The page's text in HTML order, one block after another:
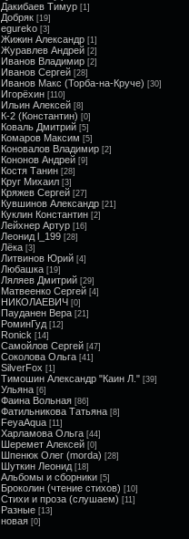
Дакибаев Тимур [1]
Добряк [19]
egureko [3]
Жижин Александр [1]
Журавлев Андрей [2]
Иванов Владимир [2]
Иванов Сергей [28]
Иванов Макс (Торба-на-Круче) [30]
Игорёхин [110]
Ильин Алексей [8]
К-2 (Константин) [0]
Коваль Дмитрий [5]
Комаров Максим [5]
Коновалов Владимир [2]
Кононов Андрей [9]
Костя Танин [28]
Круг Михаил [3]
Кряжев Сергей [27]
Кувшинов Александр [21]
Куклин Константин [2]
Лейхнер Артур [16]
Леонид l_199 [28]
Лёка [3]
Литвинов Юрий [4]
Любашка [19]
Ляляев Дмитрий [29]
Матвеенко Сергей [4]
НИКОЛАЕВИЧ [0]
Пауданен Вера [21]
РоминГуд [12]
Ronick [14]
Самойлов Сергей [47]
Соколова Ольга [41]
SilverFox [1]
Тимошин Александр "Каин Л." [39]
Ульяна [6]
Фаина Вольная [86]
Фатильникова Татьяна [8]
FeyaAqua [11]
Харламова Ольга [44]
Шеремет Алексей [0]
Шпенюк Олег (morda) [28]
Шуткин Леонид [18]
Альбомы и сборники [5]
Броколин (чтение стихов) [10]
Стихи и проза (слушаем) [11]
Разные [13]
новая [0]